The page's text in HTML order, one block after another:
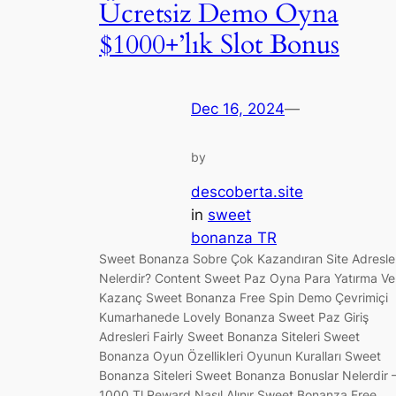
Ücretsiz Demo Oyna
$1000+’lık Slot Bonus
Dec 16, 2024—
by
descoberta.site
in sweet
bonanza TR
Sweet Bonanza Sobre Çok Kazandıran Site
Nelerdir? Content Sweet Paz Oyna Para Yatırma Ve
Kazanç Sweet Bonanza Free Spin Demo Çevrimiçi
Kumarhanede Lovely Bonanza Sweet Paz Giriş
Adresleri Fairly Sweet Bonanza Siteleri Sweet
Bonanza Oyun Özellikleri Oyunun Kuralları Sweet
Bonanza Siteleri Sweet Bonanza Bonuslar Nelerdir